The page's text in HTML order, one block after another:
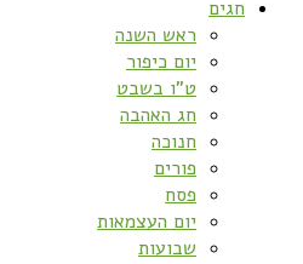
חגים
ראש השנה
יום כיפור
ט”ו בשבט
חג האהבה
חנוכה
פורים
פסח
יום העצמאות
שבועות